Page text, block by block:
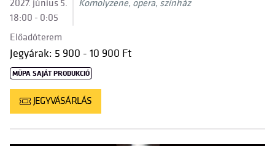
2027. június 5.
18:00 - 0:05
Komolyzene, opera, színház
Előadóterem
Jegyárak: 5 900 - 10 900 Ft
MÜPA SAJÁT PRODUKCIÓ
JEGYVÁSÁRLÁS